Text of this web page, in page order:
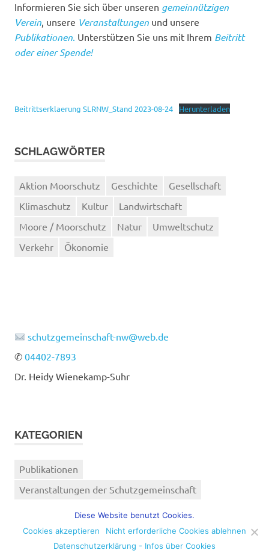
Informieren Sie sich über unseren gemeinnützigen
Verein, unsere Veranstaltungen und unsere
Publikationen. Unterstützen Sie uns mit Ihrem Beitritt
oder einer Spende!
Beitrittserklaerung SLRNW_Stand 2023-08-24 Herunterladen
SCHLAGWÖRTER
Aktion Moorschutz Geschichte
Gesellschaft
Klimaschutz
Kultur
Landwirtschaft
Moore / Moorschutz
Natur
Umweltschutz
Verkehr
Ökonomie
schutzgemeinschaft-nw@web.de
✆ 04402-7893
Dr. Heidy Wienekamp-Suhr
KATEGORIEN
Publikationen
Veranstaltungen der Schutzgemeinschaft
Veranstaltungen von anderen Organisationen
Diese Website benutzt Cookies.
Cookies akzeptieren
Nicht erforderliche Cookies ablehnen
Datenschutzerklärung - Infos über Cookies